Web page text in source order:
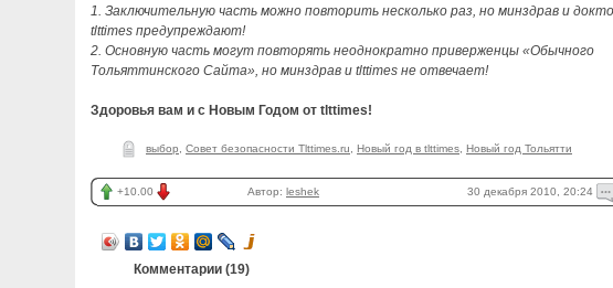
1. Заключительную часть можно повторить несколько раз, но минздрав и
tlttimes предупреждают!
2. Основную часть могут повторять неоднократно приверженцы «Обычного
Тольяттинского Сайта», но минздрав и tlttimes не отвечает!
Здоровья вам и с Новым Годом от tlttimes!
выбор Совет безопасности Tlttimes.ru Новый год в tlttimes Новый год Тольятти
+10.00 Автор: leshek 30 декабря 2010, 20:24
Комментарии (19)